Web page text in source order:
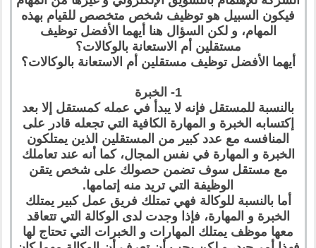
فيكون السبيل هو توظيف شخص متخصص للقيام بهذه
المهام، و لكن السؤال هنا أيهما الأفضل توظيف
مستقلين أم الاستعانة بالوكالات؟
أيهما الأفضل توظيف مستقلين أم الاستعانة بالوكالات؟
1- الخبرة
بالنسبة للمستقل فإنه لا يبدأ في عمله كمستقل إلا بعد
إكتسابه الخبرة و المهارة الكافية التي تجعله قادر على
المنافسه مع عدد كبير من المستقلين الذين يمتلكون
الخبرة و المهارة في نفس المجال، كما أنه عند تعاملك
مع مستقل سوف تضمن حصولك على شخص يتقن
الوظيفة التي تريد منه إتمامها.
أما بالنسبة للوكالة فهي تمتلك فريق عمل كبير يمتلك
الخبرة و المهارة، فإذا وجدت لدى الوكالة التي تتعاقد
معها موظف يمتلك المهارات و الخبرات التي تحتاج لها